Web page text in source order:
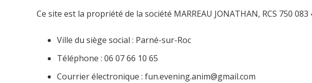
Ce site est la propriété de la société MARREAU JONATHAN, RCS 750
Ville du siège social : Parné-sur-Roc
Téléphone : 06 07 66 10 65
Courrier électronique : fun.evening.anim@gmail.com